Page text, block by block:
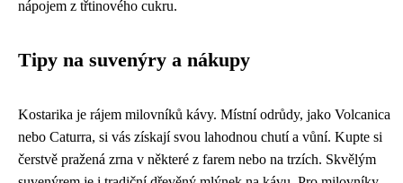
nápojem z třtinového cukru.
Tipy na suvenýry a nákupy
Kostarika je rájem milovníků kávy. Místní odrůdy, jako Volcanica
nebo Caturra, si vás získají svou lahodnou chutí a vůní. Kupte si
čerstvě pražená zrna v některé z farem nebo na trzích. Skvělým